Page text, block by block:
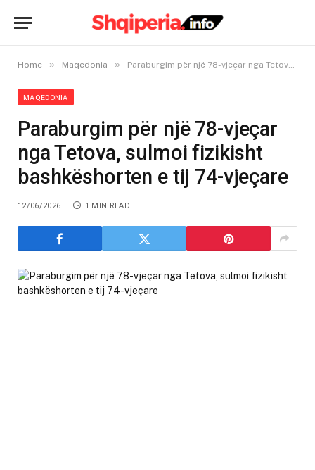
Home » Maqedonia » Paraburgim për një 78-vjeçar nga Tetova, sulmoi fizikisht bashkëshorten e tij 74-vjeçare
MAQEDONIA
Paraburgim për një 78-vjeçar
nga Tetova, sulmoi fizikisht
bashkëshorten e tij 74-vjeçare
12/06/2026 1 MIN READ